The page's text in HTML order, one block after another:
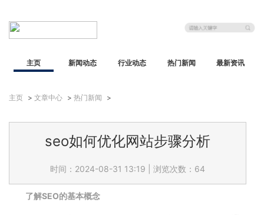
主页 新闻动态 行业动态 热门新闻 最新资讯
主页 > 文章中心 > 热门新闻 >
seo如何优化网站步骤分析
时间：2024-08-31 13:19 浏览次数：64
了解SEO的基本概念